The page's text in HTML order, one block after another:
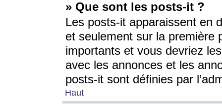
» Que sont les posts-it ?
Les posts-it apparaissent en
et seulement sur la première
importants et vous devriez
avec les annonces et les
posts-it sont définies par
Haut